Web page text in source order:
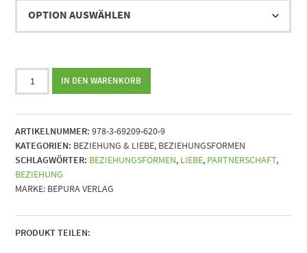
Liebesformen
Die
Beziehungstransformation
Menge
IN DEN WARENKORB
ARTIKELNUMMER: 978-3-69209-620-9
KATEGORIEN: BEZIEHUNG & LIEBE, BEZIEHUNGSFORMEN
SCHLAGWÖRTER: BEZIEHUNGSFORMEN, LIEBE, PARTNERSCHAFT,
BEZIEHUNG
MARKE: BEPURA VERLAG
PRODUKT TEILEN: